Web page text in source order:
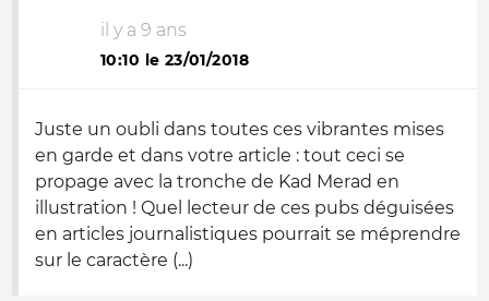
il y a 9 ans
10:10 le 23/01/2018
Juste un oubli dans toutes ces vibrantes mises
en garde et dans votre article : tout ceci se
propage avec la tronche de Kad Merad en
illustration ! Quel lecteur de ces pubs déguisées
en articles journalistiques pourrait se méprendre
sur le caractère (...)